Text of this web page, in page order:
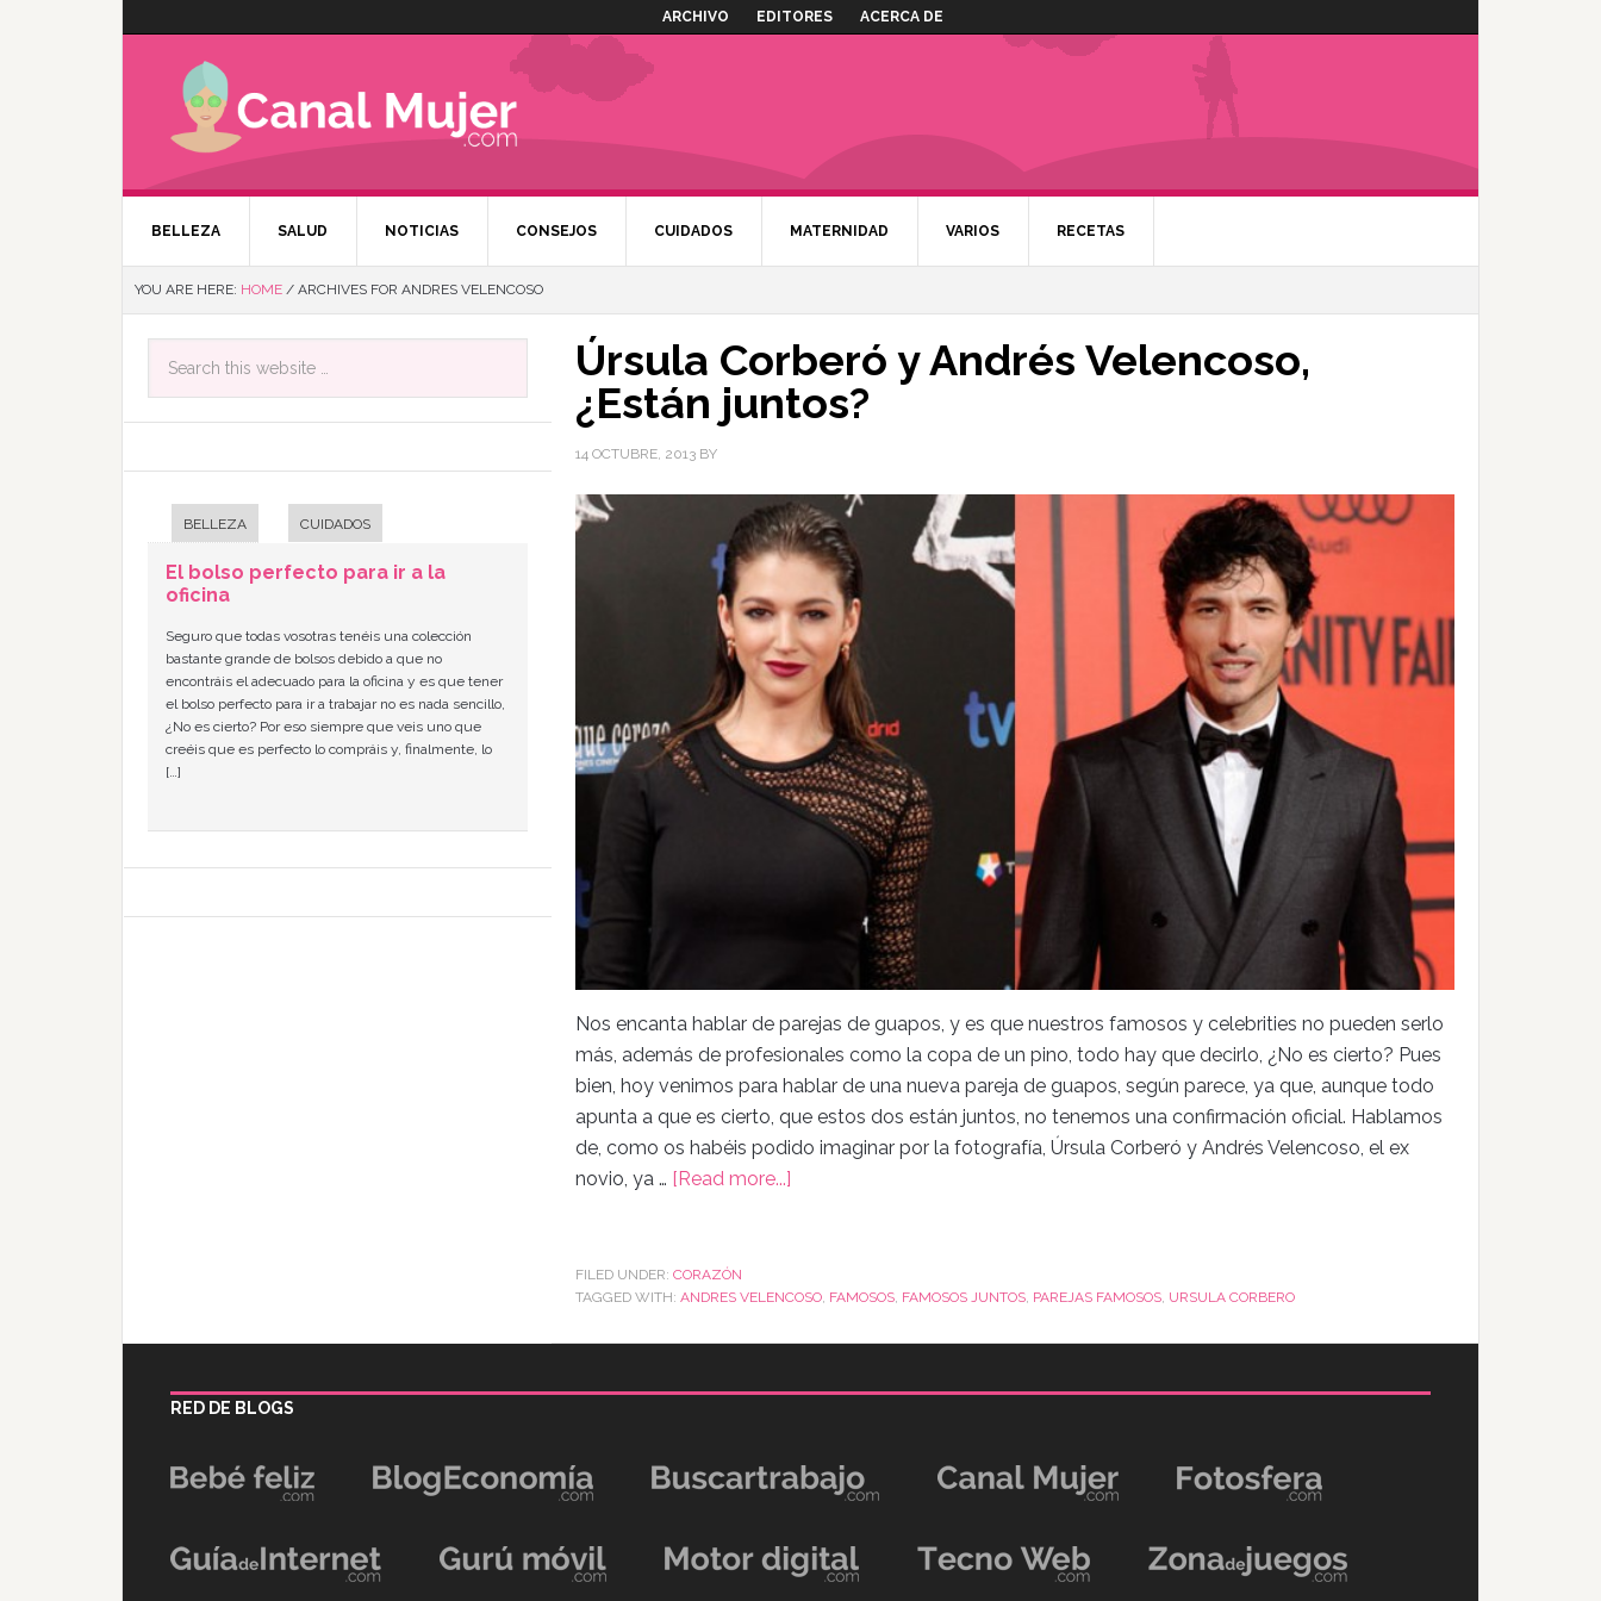
ARCHIVO EDITORES ACERCA DE
BELLEZA SALUD NOTICIAS CONSEJOS CUIDADOS MATERNIDAD VARIOS RECETAS
YOU ARE HERE: HOME / ARCHIVES FOR ANDRES VELENCOSO
Úrsula Corberó y Andrés Velencoso,
¿Están juntos?
14 OCTUBRE, 2013 BY
Nos encanta hablar de parejas de guapos, y es que nuestros famosos y celebrities no pueden serlo
más, además de profesionales como la copa de un pino, todo hay que decirlo, ¿No es cierto? Pues
bien, hoy venimos para hablar de una nueva pareja de guapos, según parece, ya que, aunque todo
apunta a que es cierto, que estos dos están juntos, no tenemos una confirmación oficial. Hablamos
de, como os habéis podido imaginar por la fotografía, Úrsula Corberó y Andrés Velencoso, el ex
novio, ya … [Read more...]
FILED UNDER: CORAZÓN
TAGGED WITH: ANDRES VELENCOSO FAMOSOS FAMOSOS JUNTOS PAREJAS FAMOSOS URSULA CORBERO
BELLEZA CUIDADOS
El bolso perfecto para ir a la
oficina
Seguro que todas vosotras tenéis una colección
bastante grande de bolsos debido a que no
encontráis el adecuado para la oficina y es que tener
el bolso perfecto para ir a trabajar no es nada sencillo,
¿No es cierto? Por eso siempre que veis uno que
creéis que es perfecto lo compráis y, finalmente, lo
[…]
RED DE BLOGS